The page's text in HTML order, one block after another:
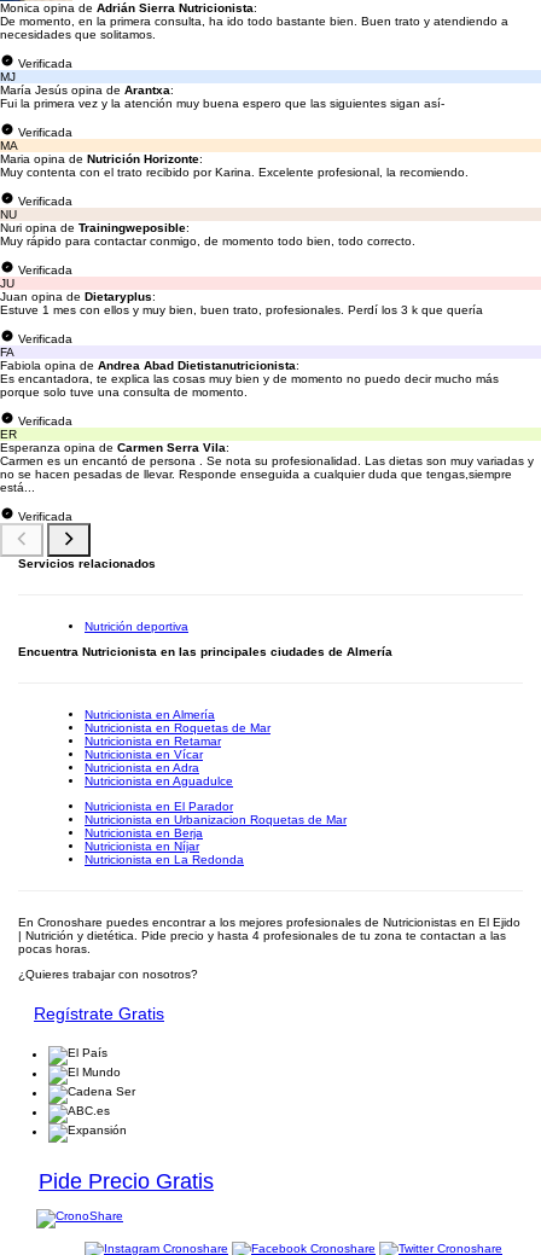
Monica opina de Adrián Sierra Nutricionista:
De momento, en la primera consulta, ha ido todo bastante bien. Buen trato y atendiendo a
necesidades que solitamos.
Verificada
MJ
María Jesús opina de Arantxa:
Fui la primera vez y la atención muy buena espero que las siguientes sigan así-
Verificada
MA
Maria opina de Nutrición Horizonte:
Muy contenta con el trato recibido por Karina. Excelente profesional, la recomiendo.
Verificada
NU
Nuri opina de Trainingweposible:
Muy rápido para contactar conmigo, de momento todo bien, todo correcto.
Verificada
JU
Juan opina de Dietaryplus:
Estuve 1 mes con ellos y muy bien, buen trato, profesionales. Perdí los 3 k que quería
Verificada
FA
Fabiola opina de Andrea Abad Dietistanutricionista:
Es encantadora, te explica las cosas muy bien y de momento no puedo decir mucho más
porque solo tuve una consulta de momento.
Verificada
ER
Esperanza opina de Carmen Serra Vila:
Carmen es un encantó de persona . Se nota su profesionalidad. Las dietas son muy variadas y
no se hacen pesadas de llevar. Responde enseguida a cualquier duda que tengas,siempre
está...
Verificada
Servicios relacionados
Nutrición deportiva
Encuentra Nutricionista en las principales ciudades de Almería
Nutricionista en Almería
Nutricionista en Roquetas de Mar
Nutricionista en Retamar
Nutricionista en Vícar
Nutricionista en Adra
Nutricionista en Aguadulce
Nutricionista en El Parador
Nutricionista en Urbanizacion Roquetas de Mar
Nutricionista en Berja
Nutricionista en Níjar
Nutricionista en La Redonda
En Cronoshare puedes encontrar a los mejores profesionales de Nutricionistas en El Ejido
| Nutrición y dietética. Pide precio y hasta 4 profesionales de tu zona te contactan a las
pocas horas.
¿Quieres trabajar con nosotros?
Regístrate Gratis
Pide Precio Gratis